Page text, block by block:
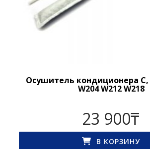
Осушитель кондиционера C,
W204 W212 W218
23 900₸
В КОРЗИНУ